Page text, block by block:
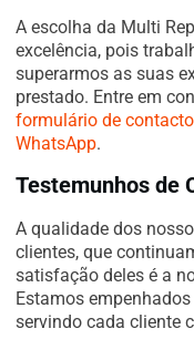
A escolha da Multi
excelência, pois
superarmos as suas
prestado. Entre em
formulário de contacto
WhatsApp.
Testemunhos de
A qualidade dos
clientes, que
satisfação deles é a
Estamos
servindo cada cliente